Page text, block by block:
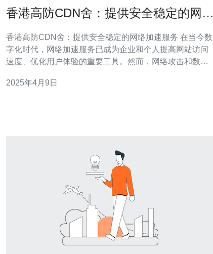
香港高防CDN舍：提供安全稳定的网络
香港高防CDN舍：提供安全稳定的网络加速服务 在当今数
字化时代，网络加速服务已成为企业和个人提高网站访问
速度、优化用户体验的重要工具。然而，网络攻击和数据
高防CDN舍应运而生。 高防CDN舍是一家专业提供安全
2025年4月9日